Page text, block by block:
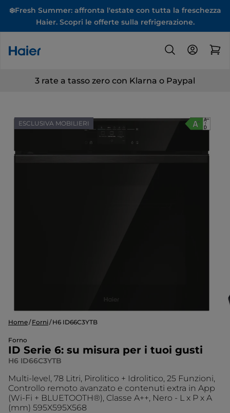
❄️Fresh Summer: affronta l'estate con tutta la freschezza
Haier. Scopri le offerte sulla refrigerazione.
3 rate a tasso zero con Klarna o Paypal
ESCLUSIVA MOBILIERI
Home Forni H6 ID66C3YTB
Forno
ID Serie 6: su misura per i tuoi gusti
H6 ID66C3YTB
Multi-level, 78 Litri, Pirolitico + Idrolitico, 25 Funzioni,
Controllo remoto avanzato e contenuti extra in App
(Wi-Fi + BLUETOOTH®), Classe A++, Nero - L x P x A
(mm) 595X595X568